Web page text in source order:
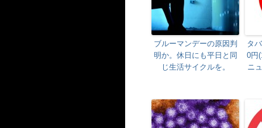
ブルーマンデーの原因判
明か。休日にも平日と同
じ生活サイクルを。
タ
0円
ニ